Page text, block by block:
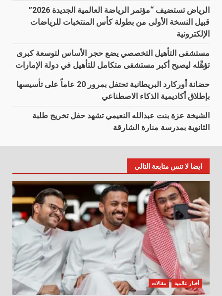
الرياض تستضيف “مؤتمر الرياضة العالمية الجديدة 2026”
قبيل النسخة الأولى من بطولة كأس المنتخبات للرياضات
الإلكترونية
مستشفى التأهيل التخصصي يضع حجر الأساس لتوسعة كبرى
تؤهِّله ليصبح أكبر مستشفى متكامل للتأهيل في دولة الإمارات
حضانة أوركارد البريطانية تحتفل بمرور 20 عاماً على تأسيسها
بإطلاق أكاديمية الذكاء الاصطناعي
الشيخة عزة بنت عبدالله النعيمي تشهد حفل تخريج طلبة
الثانوية بمدرسة منارة الشارقة
ايضا لا تنس متابعة التالي
أخبار عالمية مقالات